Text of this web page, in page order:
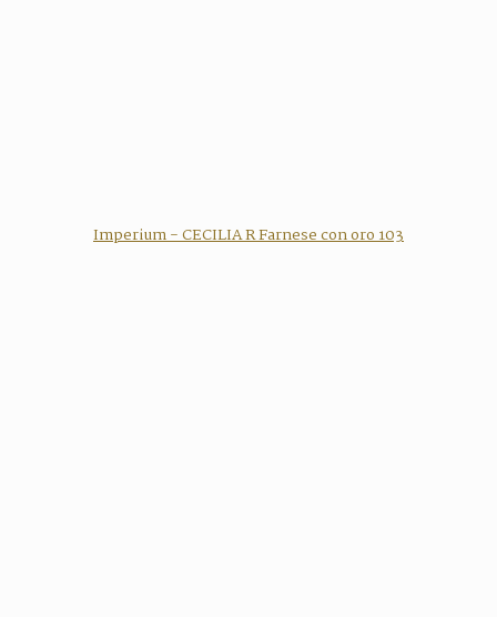
Imperium - CECILIA R Farnese con oro 103